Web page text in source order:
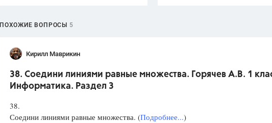
ПОХОЖИЕ ВОПРОСЫ 5
Кирилл Маврикин
38. Соедини линиями равные множества. Горячев А.В. 1
Информатика. Раздел 3
38.
Соедини линиями равные множества. (Подробнее...)